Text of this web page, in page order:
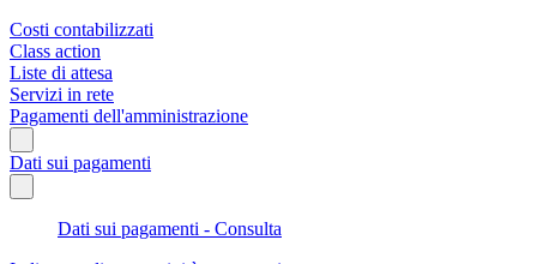
Costi contabilizzati
Class action
Liste di attesa
Servizi in rete
Pagamenti dell'amministrazione
Dati sui pagamenti
Dati sui pagamenti - Consulta